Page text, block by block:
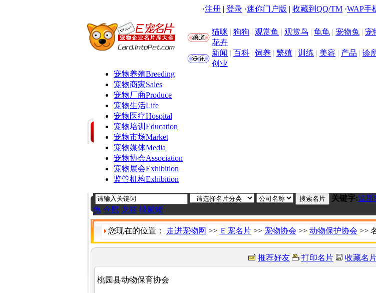
·注册 | 登录 ·迷你门户版 | 收藏到QQ/TM ·WAP手
猫咪 | 狗狗 | 观赏鱼 | 观赏鸟 | 龟龟 | 宠物兔 | 宠
花卉
新闻 | 百科 | 饲养 | 繁殖 | 训练 | 美容 | 产品 | 诊
创业
宠物养殖Breeding
宠物商家Sales
宠物厂商Produce
宠物生活Life
宠物医疗Hospital
宠物培训 Education
宠物市场Market
宠物媒体Media
宠物协会Association
宠物展会Exhibition
监管机构Exhibition
关键字:波斯
龟 仓鼠 龙猫 绿鬣蜥
您现在的位置： 走进宠物网 >> Ｅ宠名片 >> 宠物协会 >> 动物保护协会 >>
推荐好友 打印名片 收藏名
桃园县动物保育协会